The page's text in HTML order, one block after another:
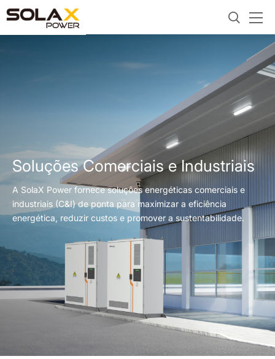
Soluções Comerciais e Industriais
A SolaX Power fornece soluções energéticas comerciais e
industriais (C&I) de ponta para maximizar a eficiência
energética, reduzir custos e promover a sustentabilidade.